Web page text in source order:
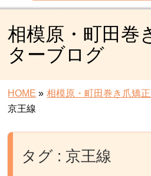
相模原・町田巻
ターブログ
HOME » 相模原・町田巻き爪矯
京王線
タグ : 京王線